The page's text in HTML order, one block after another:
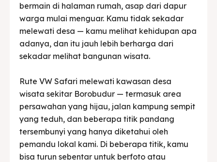
bermain di halaman rumah, asap dari dapur
warga mulai menguar. Kamu tidak sekadar
melewati desa — kamu melihat kehidupan apa
adanya, dan itu jauh lebih berharga dari
sekadar melihat bangunan wisata.
Rute VW Safari melewati kawasan desa
wisata sekitar Borobudur — termasuk area
persawahan yang hijau, jalan kampung sempit
yang teduh, dan beberapa titik pandang
tersembunyi yang hanya diketahui oleh
pemandu lokal kami. Di beberapa titik, kamu
bisa turun sebentar untuk berfoto atau